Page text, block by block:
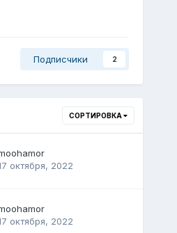
Подписчики 2
СОРТИРОВКА
октября, 2022
октября, 2022